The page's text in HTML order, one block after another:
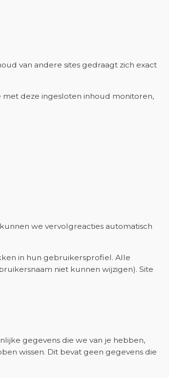
van andere sites gedraagt zich exact
met deze ingesloten inhoud monitoren,
we vervolgreacties automatisch
in hun gebruikersprofiel. Alle
niet kunnen wijzigen). Site
gegevens die we van je hebben,
wissen. Dit bevat geen gegevens die